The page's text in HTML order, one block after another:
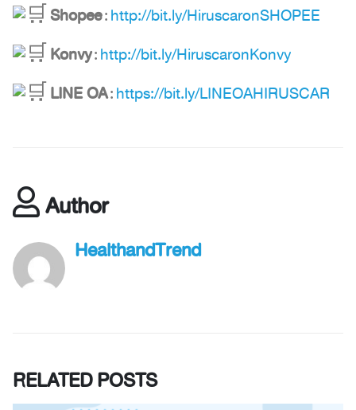
Shopee:http://bit.ly/HiruscaronSHOPEE
Konvy:http://bit.ly/HiruscaronKonvy
LINE OA:https://bit.ly/LINEOAHIRUSCAR
Author
HealthandTrend
RELATEDPOSTS